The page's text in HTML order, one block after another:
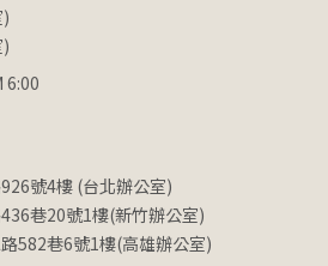
6:00
號4樓 (台北辦公室)
巷20號1樓(新竹辦公室)
582巷6號1樓(高雄辦公室)